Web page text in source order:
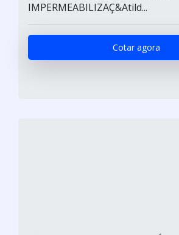
IMPERMEABILIZAÇ&Atild...
Cotar agora